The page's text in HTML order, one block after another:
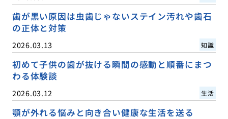
歯が黒い原因は虫歯じゃないステイン汚れや歯石
の正体と対策
2026.03.13 知識
初めて子供の歯が抜ける瞬間の感動と順番にまつ
わる体験談
2026.03.12 生活
顎が外れる悩みと向き合い健康な生活を送る